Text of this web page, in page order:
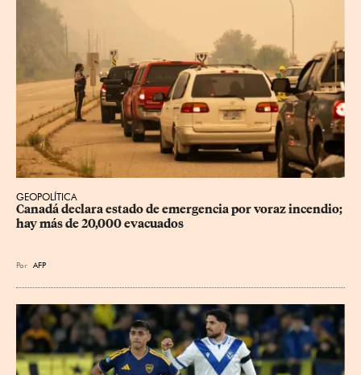
GEOPOLÍTICA
Canadá declara estado de emergencia por voraz incendio;
hay más de 20,000 evacuados
Por AFP